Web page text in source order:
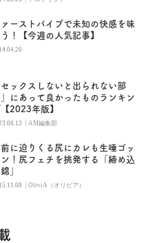
ァーストバイブで未知の快感を味
う！【今週の人気記事】
セックスしないと出られない部
にあって良かったものランキン
【2023年版】
|AM編集部
前に迫りくる尻にカレも生唾ゴッ
ン！尻フェチを挑発する「締め込
」
|OliviA（オリビア）